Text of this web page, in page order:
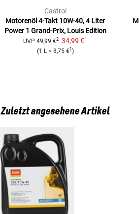
Castrol
Motorenöl 4-Takt 10W-40, 4 Liter
Power 1 Grand-Prix, Louis Edition
UVP 49,99 €2 34,99 €1
(1 L = 8,75 €1 )
Zuletzt angesehene Artikel